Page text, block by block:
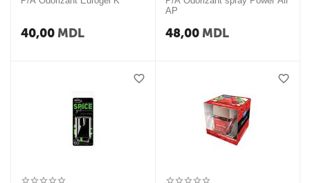
40,00 MDL
AP
48,00 MDL